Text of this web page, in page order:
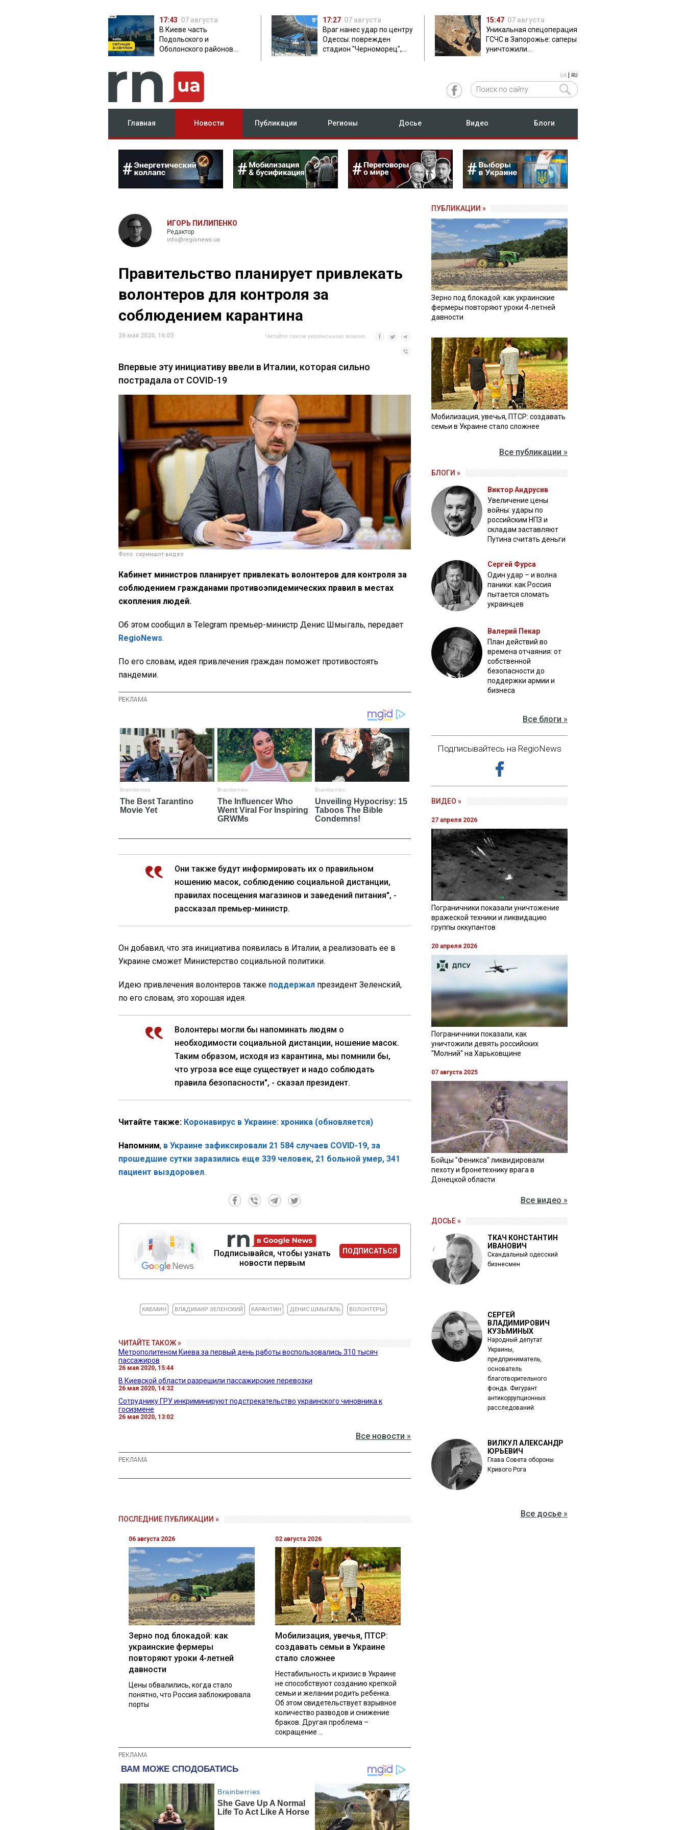
17:43 07 августа
В Киеве часть
Подольского и
Оболонского районов
17:27 07 августа
Враг нанес удар по центру
Одессы: поврежден
стадион "Черноморец",
15:47 07 августа
Уникальная спецоперация
ГСЧС в Запорожье: саперы
уничтожили
UA RU
Главная Новости Публикации Регионы Досье Видео Блоги
ИГОРЬ ПИЛИПЕНКО
Редактор
info@regionews.ua
Правительство планирует привлекать
волонтеров для контроля за
соблюдением карантина
26 мая 2020, 16:03 Читайте також українською мовою
Впервые эту инициативу ввели в Италии, которая сильно
пострадала от COVID-19
Фото: скриншот видео
Кабинет министров планирует привлекать волонтеров для контроля за
соблюдением гражданами противоэпидемических правил в местах
скопления людей.
Об этом сообщил в Telegram премьер-министр Денис Шмыгаль, передает
RegioNews.
По его словам, идея привлечения граждан поможет противостоять
пандемии.
Они также будут информировать их о правильном
ношению масок, соблюдению социальной дистанции,
правилах посещения магазинов и заведений питания", -
рассказал премьер-министр.
Он добавил, что эта инициатива появилась в Италии, а реализовать ее в
Украине сможет Министерство социальной политики.
Идею привлечения волонтеров также поддержал президент Зеленский,
по его словам, это хорошая идея.
Волонтеры могли бы напоминать людям о
необходимости социальной дистанции, ношение масок.
Таким образом, исходя из карантина, мы помнили бы,
что угроза все еще существует и надо соблюдать
правила безопасности", - сказал президент.
Читайте также: Коронавирус в Украине: хроника (обновляется)
Напомним, в Украине зафиксировали 21 584 случаев COVID-19, за
прошедшие сутки заразились еще 339 человек, 21 больной умер, 341
пациент выздоровел.
Подписывайся, чтобы узнать
новости первым
ПОДПИСАТЬСЯ
КАБМИН ВЛАДИМИР ЗЕЛЕНСКИЙ КАРАНТИН ДЕНИС ШМЫГАЛЬ ВОЛОНТЕРЫ
ЧИТАЙТЕ ТАКОЖ »
Метрополитеном Киева за первый день работы воспользовались 310 тысяч
пассажиров
26 мая 2020, 15:44
В Киевской области разрешили пассажирские перевозки
26 мая 2020, 14:32
Сотруднику ГРУ инкриминируют подстрекательство украинского чиновника к
госизмене
26 мая 2020, 13:02
Все новости »
ПОСЛЕДНИЕ ПУБЛИКАЦИИ »
06 августа 2026
Зерно под блокадой: как
украинские фермеры
повторяют уроки 4-летней
давности
Цены обвалились, когда стало
понятно, что Россия заблокировала
порты
02 августа 2026
Мобилизация, увечья, ПТСР:
создавать семьи в Украине
стало сложнее
Нестабильность и кризис в Украине
не способствуют созданию крепкой
семьи и желании родить ребенка.
Об этом свидетельствует взрывное
количество разводов и снижение
браков. Другая проблема –
сокращение ...
ПУБЛИКАЦИИ »
Зерно под блокадой: как украинские
фермеры повторяют уроки 4-летней
давности
Мобилизация, увечья, ПТСР: создавать
семьи в Украине стало сложнее
Все публикации »
БЛОГИ »
Виктор Андрусив
Увеличение цены
войны: удары по
российским НПЗ и
складам заставляют
Путина считать деньги
Сергей Фурса
Один удар – и волна
паники: как Россия
пытается сломать
украинцев
Валерий Пекар
План действий во
времена отчаяния: от
собственной
безопасности до
поддержки армии и
бизнеса
Все блоги »
Подписывайтесь на RegioNews
ВИДЕО »
27 апреля 2026
Пограничники показали уничтожение
вражеской техники и ликвидацию
группы оккупантов
20 апреля 2026
Пограничники показали, как
уничтожили девять российских
"Молний" на Харьковщине
07 августа 2025
Бойцы "Феникса" ликвидировали
пехоту и бронетехнику врага в
Донецкой области
Все видео »
ДОСЬЕ »
ТКАЧ КОНСТАНТИН
ИВАНОВИЧ
Скандальный одесский
бизнесмен
СЕРГЕЙ
ВЛАДИМИРОВИЧ
КУЗЬМИНЫХ
Народный депутат
Украины,
предприниматель,
основатель
благотворительного
фонда. Фигурант
антикоррупционных
расследований.
ВИЛКУЛ АЛЕКСАНДР
ЮРЬЕВИЧ
Глава Совета обороны
Кривого Рога
Все досье »